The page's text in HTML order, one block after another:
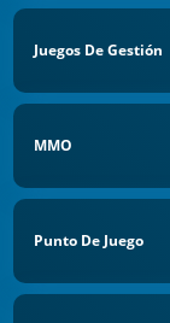
Juegos De Gestión
MMO
Punto De Juego